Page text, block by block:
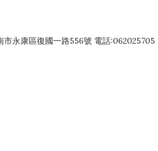
市永康區復國一路556號 電話:062025705